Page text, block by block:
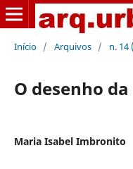
Início / Arquivos / n. 14
O desenho
Maria Isabel Imbronito